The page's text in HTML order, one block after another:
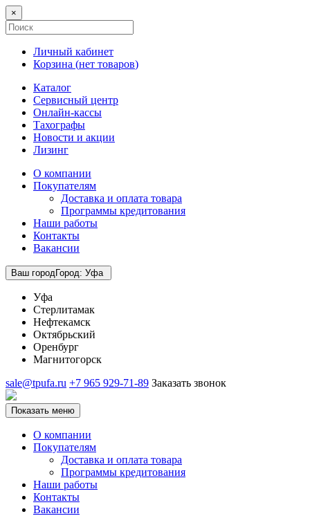
×
Личный кабинет
Корзина (нет товаров)
Каталог
Сервисный центр
Онлайн-кассы
Тахографы
Новости и акции
Лизинг
О компании
Покупателям
Доставка и оплата товара
Программы кредитования
Наши работы
Контакты
Вакансии
Ваш городГород: Уфа
Уфа
Стерлитамак
Нефтекамск
Октябрьский
Оренбург
Магнитогорск
sale@tpufa.ru +7 965 929-71-89 Заказать звонок
Показать меню
О компании
Покупателям
Доставка и оплата товара
Программы кредитования
Наши работы
Контакты
Вакансии